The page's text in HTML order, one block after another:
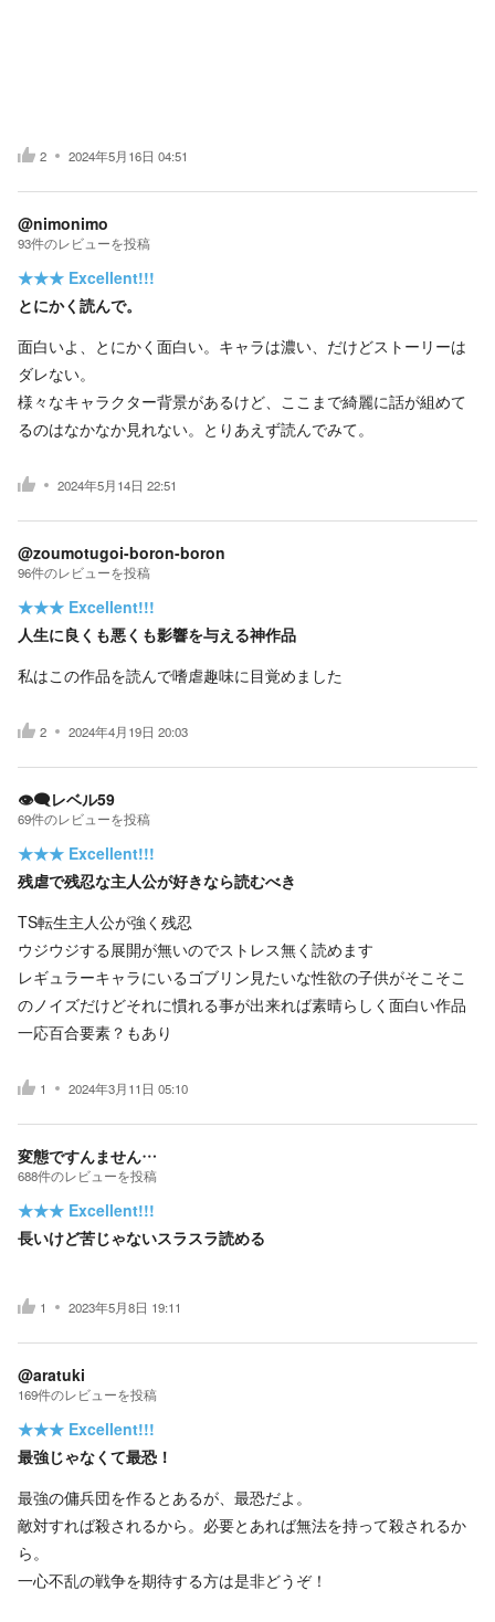
2 2024年5月16日 04:51
@nimonimo
93件のレビューを投稿
★★★ Excellent!!!
とにかく読んで。
面白いよ、とにかく面白い。キャラは濃い、だけどストーリーは
ダレない。
様々なキャラクター背景があるけど、ここまで綺麗に話が組めて
るのはなかなか見れない。とりあえず読んでみて。
2024年5月14日 22:51
@zoumotugoi-boron-boron
96件のレビューを投稿
★★★ Excellent!!!
人生に良くも悪くも影響を与える神作品
私はこの作品を読んで嗜虐趣味に目覚めました
2 2024年4月19日 20:03
👁️‍🗨️レベル59
69件のレビューを投稿
★★★ Excellent!!!
残虐で残忍な主人公が好きなら読むべき
TS転生主人公が強く残忍
ウジウジする展開が無いのでストレス無く読めます
レギュラーキャラにいるゴブリン見たいな性欲の子供がそこそこ
のノイズだけどそれに慣れる事が出来れば素晴らしく面白い作品
一応百合要素？もあり
1 2024年3月11日 05:10
変態ですんません…
688件のレビューを投稿
★★★ Excellent!!!
長いけど苦じゃないスラスラ読める
1 2023年5月8日 19:11
@aratuki
169件のレビューを投稿
★★★ Excellent!!!
最強じゃなくて最恐！
最強の傭兵団を作るとあるが、最恐だよ。
敵対すれば殺されるから。必要とあれば無法を持って殺されるか
ら。
一心不乱の戦争を期待する方は是非どうぞ！